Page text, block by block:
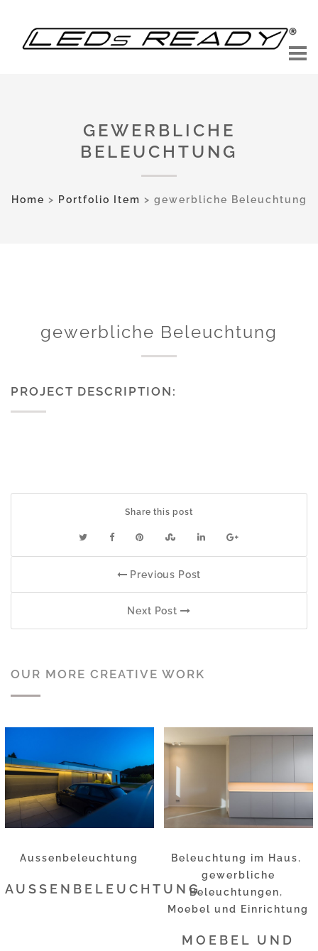
GEWERBLICHE
BELEUCHTUNG
Home > Portfolio Item > gewerbliche Beleuchtung
gewerbliche Beleuchtung
PROJECT DESCRIPTION:
Share this post
Previous Post
Next Post
OUR MORE CREATIVE WORK
Aussenbeleuchtung
AUSSENBELEUCHTUNG
Beleuchtung im Haus,
gewerbliche
Beleuchtungen,
Moebel und Einrichtung
MOEBEL UND